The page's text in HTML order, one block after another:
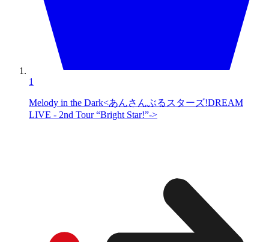
1
Melody in the Dark<あんさんぶるスターズ!DREAM
LIVE - 2nd Tour “Bright Star!”->